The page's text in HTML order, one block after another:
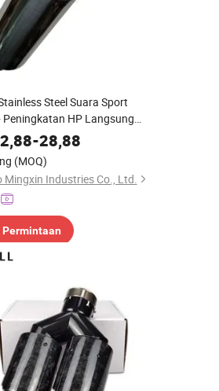
Steel Suara Sport
Peningkatan HP Langsung
Exhaust Hks Hi-Power
-28,88
(MOQ)
Mingxin Industries Co., Ltd.
Permintaan